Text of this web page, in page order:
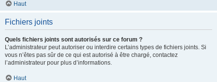
Haut
Fichiers joints
Quels fichiers joints sont autorisés sur ce forum ?
L’administrateur peut autoriser ou interdire certains types de fichiers joints. Si
vous n’êtes pas sûr de ce qui est autorisé à être chargé, contactez
l’administrateur pour plus d’informations.
Haut